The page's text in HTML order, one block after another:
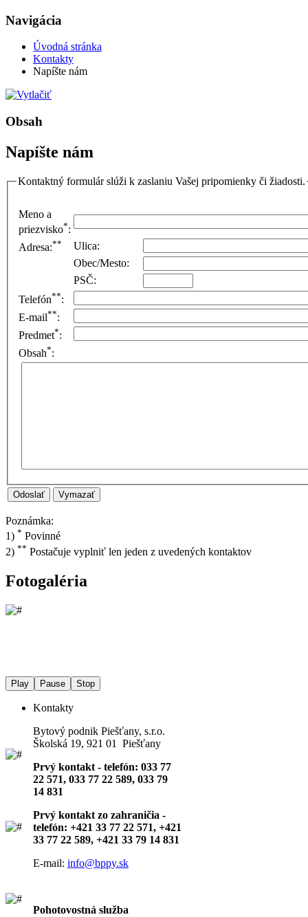
Navigácia
Úvodná stránka
Kontakty
Napíšte nám
Obsah
Napíšte nám
Kontaktný formulár slúži k zaslaniu Vašej pripomienky či žiadosti.
Meno a
priezvisko*:
Adresa:**
Ulica:
Obec/Mesto:
PSČ:
Telefón**:
E-mail**:
Predmet*:
Obsah*:
Odoslať
Poznámka:
1) * Povinné
2) ** Postačuje vyplniť len jeden z uvedených kontaktov
Fotogaléria
Play Pause Stop
Kontakty
Bytový podnik Piešťany, s.r.o.
Školská 19, 921 01 Piešťany
Prvý kontakt - telefón: 033 77
22 571, 033 77 22 589, 033 79
14 831
Prvý kontakt zo zahraničia -
telefón: +421 33 77 22 571, +421
33 77 22 589, +421 33 79 14 831
E-mail: info@bppy.sk
Pohotovostná služba